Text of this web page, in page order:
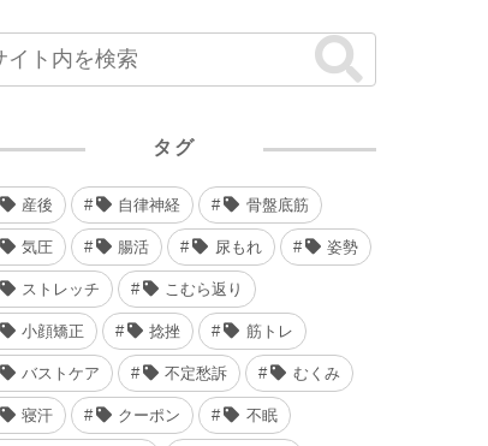
めます。けど楽なのかいつの間に
か元に戻ってます。だめだめです...
タグ
産後 自律神経 骨盤底筋
気圧 腸活 尿もれ 姿勢
ストレッチ こむら返り
小顔矯正 捻挫 筋トレ
バストケア 不定愁訴 むくみ
寝汗 クーポン 不眠